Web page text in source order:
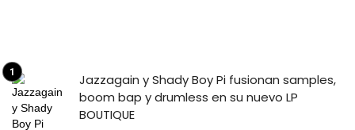
Jazzagain y Shady Boy Pi fusionan samples,
boom bap y drumless en su nuevo LP
BOUTIQUE